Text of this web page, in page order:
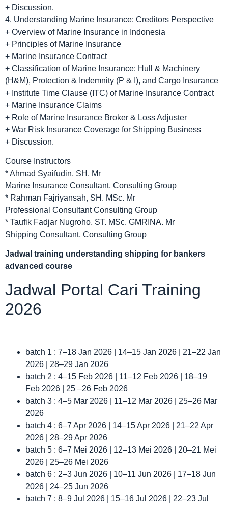
+ Discussion.
4. Understanding Marine Insurance: Creditors Perspective
+ Overview of Marine Insurance in Indonesia
+ Principles of Marine Insurance
+ Marine Insurance Contract
+ Classification of Marine Insurance: Hull & Machinery
(H&M), Protection & Indemnity (P & I), and Cargo Insurance
+ Institute Time Clause (ITC) of Marine Insurance Contract
+ Marine Insurance Claims
+ Role of Marine Insurance Broker & Loss Adjuster
+ War Risk Insurance Coverage for Shipping Business
+ Discussion.
Course Instructors
* Ahmad Syaifudin, SH. Mr
Marine Insurance Consultant, Consulting Group
* Rahman Fajriyansah, SH. MSc. Mr
Professional Consultant Consulting Group
* Taufik Fadjar Nugroho, ST. MSc. GMRINA. Mr
Shipping Consultant, Consulting Group
Jadwal training understanding shipping for bankers
advanced course
Jadwal Portal Cari Training
2026
batch 1 : 7–18 Jan 2026 | 14–15 Jan 2026 | 21–22 Jan
2026 | 28–29 Jan 2026
batch 2 : 4–15 Feb 2026 | 11–12 Feb 2026 | 18–19
Feb 2026 | 25 –26 Feb 2026
batch 3 : 4–5 Mar 2026 | 11–12 Mar 2026 | 25–26 Mar
2026
batch 4 : 6–7 Apr 2026 | 14–15 Apr 2026 | 21–22 Apr
2026 | 28–29 Apr 2026
batch 5 : 6–7 Mei 2026 | 12–13 Mei 2026 | 20–21 Mei
2026 | 25–26 Mei 2026
batch 6 : 2–3 Jun 2026 | 10–11 Jun 2026 | 17–18 Jun
2026 | 24–25 Jun 2026
batch 7 : 8–9 Jul 2026 | 15–16 Jul 2026 | 22–23 Jul